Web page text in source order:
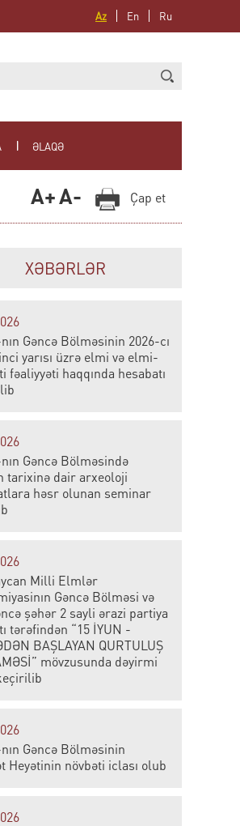
Az En Ru
ƏLAQƏ
A+A- Çap et
XƏBƏRLƏR
Gəncə Bölməsinin 2026-cı
yarısı üzrə elmi və elmi-
fəaliyyəti haqqında hesabatı
Gəncə Bölməsində
tarixinə dair arxeoloji
həsr olunan seminar
Milli Elmlər
Gəncə Bölməsi və
şəhər 2 sayli ərazi partiya
tərəfindən “15 İYUN -
BAŞLAYAN QURTULUŞ
mövzusunda dəyirmi
Gəncə Bölməsinin
Heyətinin növbəti iclası olub